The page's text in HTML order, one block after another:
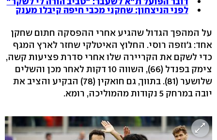
לפני הניצחון: שחקני מכבי חיפה קיבלו מענק
על המהפך הגדול שהגיע אחרי ההפסקה חתום שחקן
אחד: ג'וזפה רוסי. החלוץ האיטלקי שחזר לארץ המגף
כדי לשקם את הקריירה שלו אחרי סדרת פציעות קשה,
צימק בפנדל (66), השווה 10 דקות לאחר מכן והשלים
שלושער (81). בתווך, גם חואקין (78) הבקיע והציב את
יובה במרחק 5 נקודות מהמוליכה, רומא.